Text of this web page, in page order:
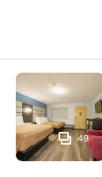
Quality
49